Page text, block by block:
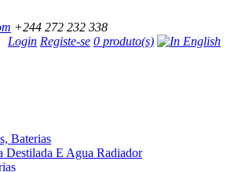
+244 272 232 338
Login Registe-se 0 produto(s)
Baterias
Destilada E Agua Radiador